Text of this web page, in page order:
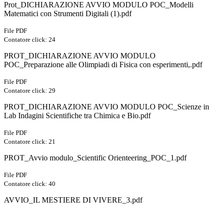
Prot_DICHIARAZIONE AVVIO MODULO POC_Modelli
Matematici con Strumenti Digitali (1).pdf
File PDF
Contatore click: 24
PROT_DICHIARAZIONE AVVIO MODULO
POC_Preparazione alle Olimpiadi di Fisica con esperimenti,.pdf
File PDF
Contatore click: 29
PROT_DICHIARAZIONE AVVIO MODULO POC_Scienze in
Lab Indagini Scientifiche tra Chimica e Bio.pdf
File PDF
Contatore click: 21
PROT_Avvio modulo_Scientific Orienteering_POC_1.pdf
File PDF
Contatore click: 40
AVVIO_IL MESTIERE DI VIVERE_3.pdf